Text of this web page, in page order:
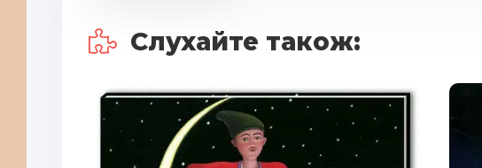
Слухайте також: